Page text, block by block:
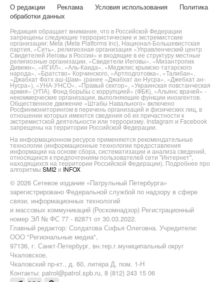
О редакции Реклама Условия использования
Политика
обработки данных
Редакция обращает внимание, что в Российской Федерации
запрещены следующие террористические и экстремистские
организации: Meta (Meta Platforms Inc), Национал-Большевистская
партия, «Сеть», религиозная организация «Управленческий центр
Свидетелей Иеговы в России» и входящие в ее структуру местные
религиозные организации, «Свидетели Иеговы», «Мизантропик
Дивижн», «ИГИЛ», «Аль-Каида», «Меджлис крымско-татарского
народа», «Братство» Корчинского, «Артподготовка», «Талибан»,
«Джабхат Фатх аш-Шам» (ранее «Джабхат ан-Нусра», «Джебхат ан-
Нусра»), «УНА-УНСО», «Правый сектор», «Украинская повстанческая
армия» (УПА). Фонд борьбы с коррупцией» (ФБК), «Альянс врачей» -
некоммерческие организации, выполняющие функции иноагентов.
Общественное движение «Штабы Навального» включено
Росфинмониторингом в перечень организаций и физических лиц, в
отношении которых имеются сведения об их причастности к
экстремистской деятельности или терроризму. Instagram и Facebook
запрещены на территории Российской Федерации.
На информационном ресурсе применяются рекомендательные
технологии (информационные технологии предоставления
информации на основе сбора, систематизации и анализа сведений,
относящихся к предпочтениям пользователей сети "Интернет",
находящихся на территории Российской Федерации). Подробнее про
алгоритмы SMI2 и INFOX
© 2026 Сетевое издание «Патрульный Петербурга»
зарегистрировано Федеральной службой по надзору в сфере
связи, информационных технологий
и массовых коммуникаций (Роскомнадзор) Регистрационный
номер ЭЛ № ФС 77 - 82871 от 30.03.2022.
Главный редактор: Солдатова Софья Олеговна. Учредители:
ООО "Региональные медиа",
97136, г. Санкт-Петербург, вн.тер.г.муниципальный округ
Чкаловское,
Чкаловский пр-кт., д. 60, литера Д, пом. 1-Н
Контакты: patrol@patrol.spb.ru, 8 (812) 243 15 06